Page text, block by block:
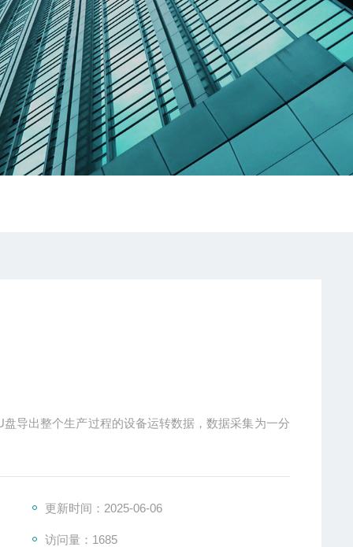
导出整个生产过程的设备运转数据，数据采集为一分
更新时间：2025-06-06
访问量：1685